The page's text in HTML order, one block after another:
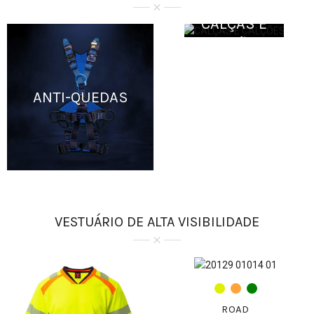
ANTI-QUEDAS
CALÇAS E
VESTUÁRIO DE ALTA VISIBILIDADE
ROAD